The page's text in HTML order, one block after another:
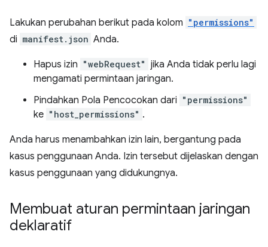
Lakukan perubahan berikut pada kolom "permissions"
di manifest.json Anda.
Hapus izin "webRequest" jika Anda tidak perlu lagi
mengamati permintaan jaringan.
Pindahkan Pola Pencocokan dari "permissions"
ke "host_permissions" .
Anda harus menambahkan izin lain, bergantung pada
kasus penggunaan Anda. Izin tersebut dijelaskan dengan
kasus penggunaan yang didukungnya.
Membuat aturan permintaan jaringan
deklaratif